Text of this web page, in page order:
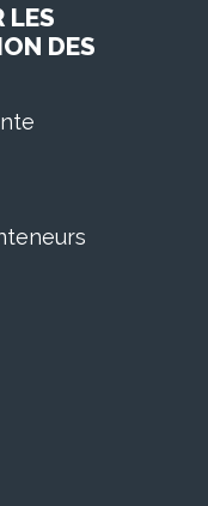
LES
DES